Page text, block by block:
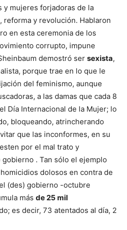
y mujeres forjadoras de la
reforma y revolución. Hablaron
en esta ceremonia de los
corrupto, impune
demostró ser sexista,
porque trae en lo que le
del feminismo, aunque
a las damas que cada 8
Día Internacional de la Mujer; lo
bloqueando, atrincherando
que las inconformes, en su
por el mal trato y
. Tan sólo el ejemplo
dolosos en contra de
(des) gobierno -octubre
más de 25 mil
es decir, 73 atentados al día, 2